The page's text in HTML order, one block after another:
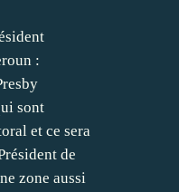
:
sont
et ce sera
de
zone aussi